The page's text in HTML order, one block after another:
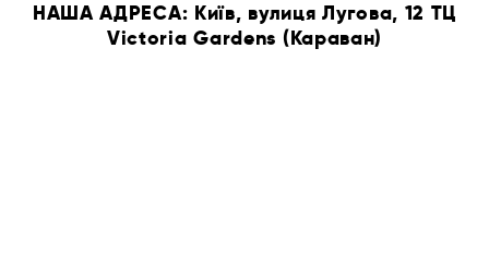
НАША АДРЕСА: Київ, вулиця Лугова, 12 ТЦ
Victoria Gardens (Караван)